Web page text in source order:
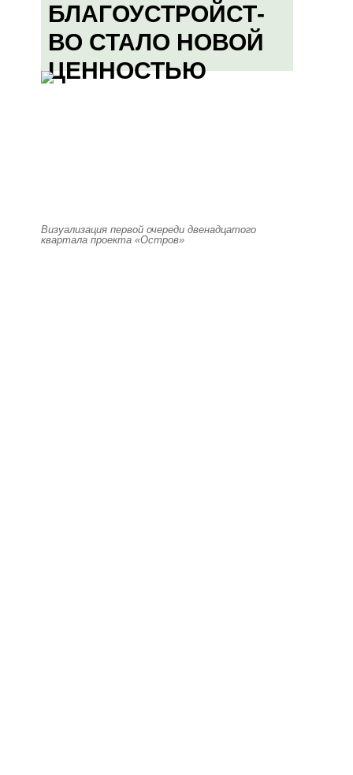
БЛАГОУСТРОЙСТ-
ВО СТАЛО НОВОЙ
ЦЕННОСТЬЮ
Визуализация первой очереди двенадцатого
квартала проекта «Остров»